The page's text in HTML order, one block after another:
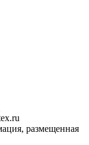
размещенная